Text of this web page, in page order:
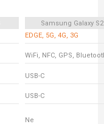
Samsung Galaxy
EDGE, 5G, 4G, 3G
WiFi, NFC, GPS,
USB-C
USB-C
Ne